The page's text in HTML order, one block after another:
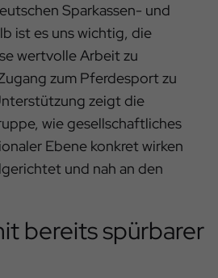
Sparkassen- und
ist es uns wichtig, die
wertvolle Arbeit zu
zum Pferdesport zu
zeigt die
wie gesellschaftliches
Ebene konkret wirken
und nah an den
bereits spürbarer